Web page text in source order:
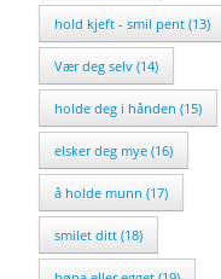
hold kjeft - smil pent (13)
Vær deg selv (14)
holde deg i hånden (15)
elsker deg mye (16)
å holde munn (17)
smilet ditt (18)